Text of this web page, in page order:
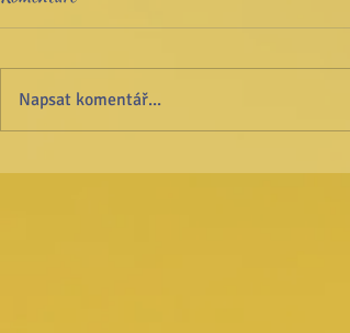
Biotronika
Napsat komentář...